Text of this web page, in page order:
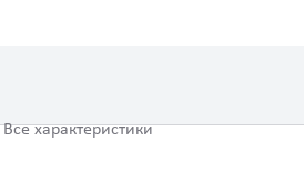
Все характеристики